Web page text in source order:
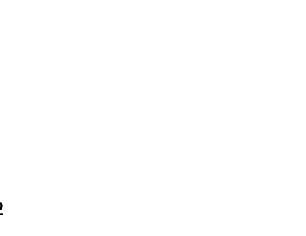
в Орле Апальков Вячеслав